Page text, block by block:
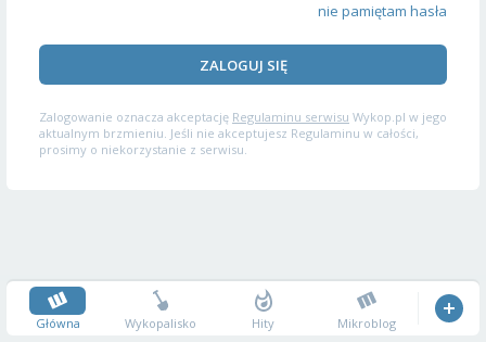
nie pamiętam hasła
ZALOGUJ SIĘ
Zalogowanie oznacza akceptację Regulaminu serwisu Wykop.pl w jego
aktualnym brzmieniu. Jeśli nie akceptujesz Regulaminu w całości,
prosimy o niekorzystanie z serwisu.
Główna Wykopalisko Hity Mikroblog